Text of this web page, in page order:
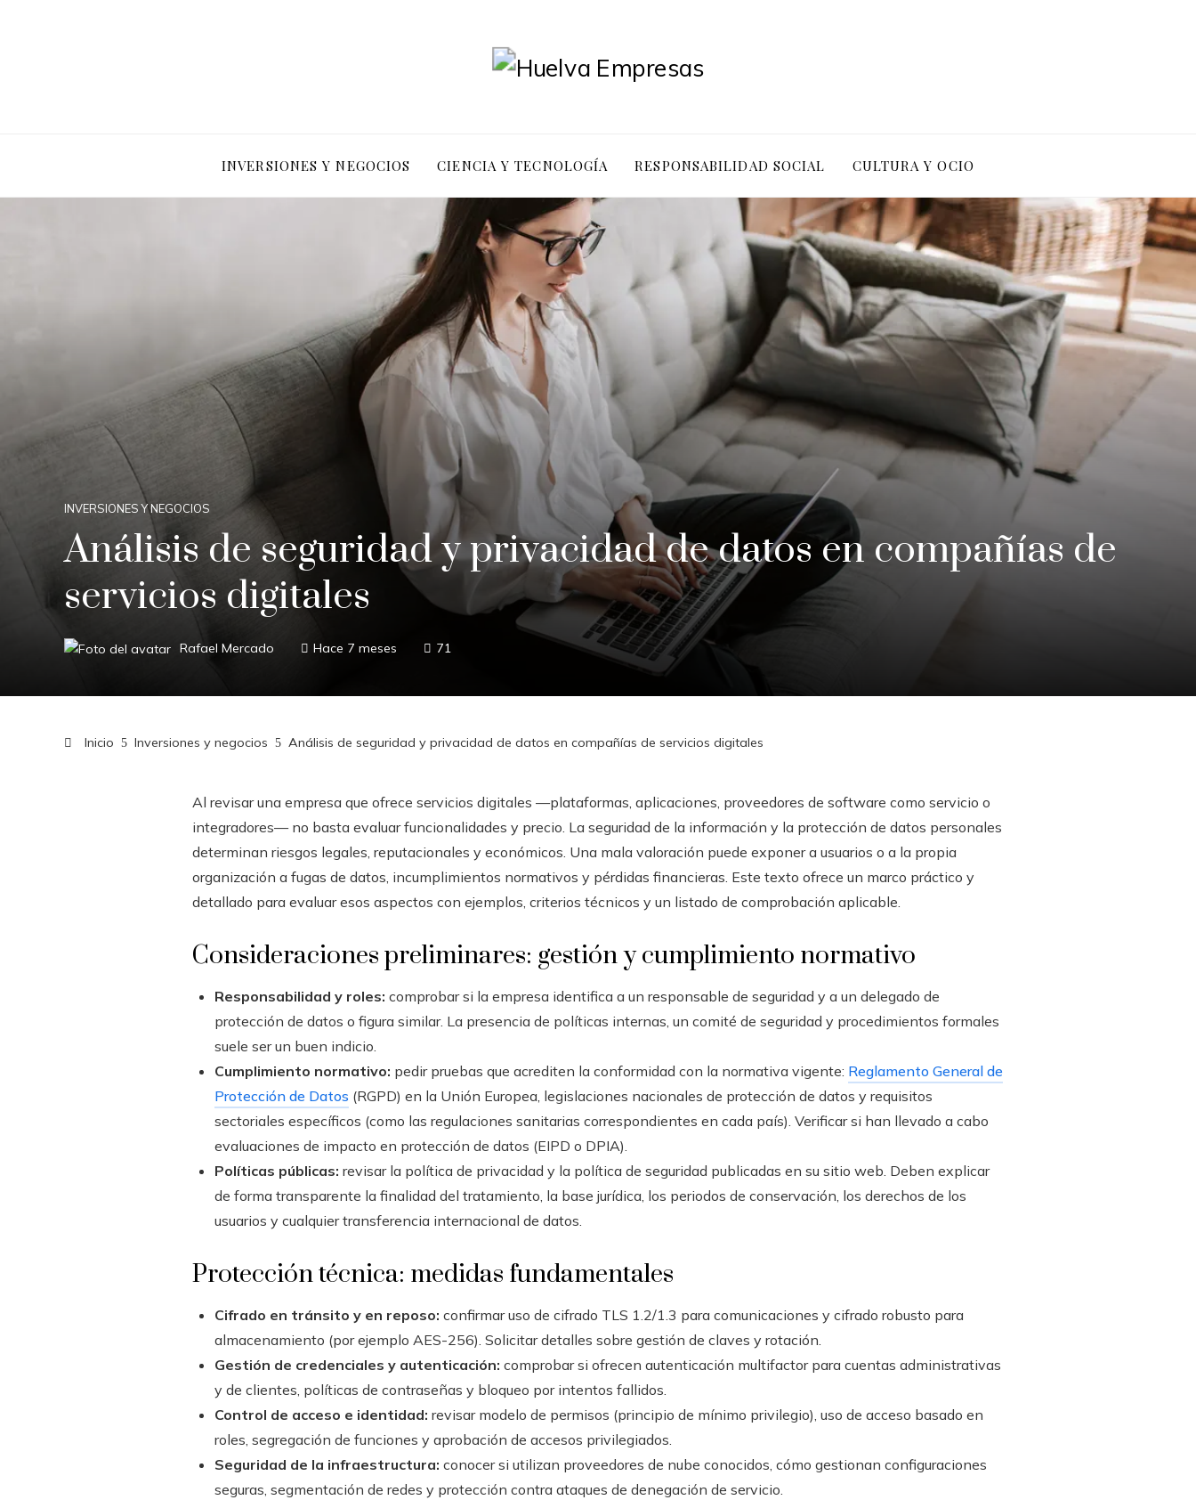
INVERSIONES Y NEGOCIOS CIENCIA Y TECNOLOGÍA RESPONSABILIDAD SOCIAL CULTURA Y OCIO
INVERSIONES Y NEGOCIOS
Análisis de seguridad y privacidad de datos en compañías de
servicios digitales
Rafael Mercado Hace 7 meses 71
Inicio Inversiones y negocios Análisis de seguridad y privacidad de datos en compañías de servicios digitales
Al revisar una empresa que ofrece servicios digitales —plataformas, aplicaciones, proveedores de software como servicio o
integradores— no basta evaluar funcionalidades y precio. La seguridad de la información y la protección de datos personales
determinan riesgos legales, reputacionales y económicos. Una mala valoración puede exponer a usuarios o a la propia
organización a fugas de datos, incumplimientos normativos y pérdidas financieras. Este texto ofrece un marco práctico y
detallado para evaluar esos aspectos con ejemplos, criterios técnicos y un listado de comprobación aplicable.
Consideraciones preliminares: gestión y cumplimiento normativo
Responsabilidad y roles: comprobar si la empresa identifica a un responsable de seguridad y a un delegado de
protección de datos o figura similar. La presencia de políticas internas, un comité de seguridad y procedimientos formales
suele ser un buen indicio.
Cumplimiento normativo: pedir pruebas que acrediten la conformidad con la normativa vigente: Reglamento General de
Protección de Datos (RGPD) en la Unión Europea, legislaciones nacionales de protección de datos y requisitos
sectoriales específicos (como las regulaciones sanitarias correspondientes en cada país). Verificar si han llevado a cabo
evaluaciones de impacto en protección de datos (EIPD o DPIA).
Políticas públicas: revisar la política de privacidad y la política de seguridad publicadas en su sitio web. Deben explicar
de forma transparente la finalidad del tratamiento, la base jurídica, los periodos de conservación, los derechos de los
usuarios y cualquier transferencia internacional de datos.
Protección técnica: medidas fundamentales
Cifrado en tránsito y en reposo: confirmar uso de cifrado TLS 1.2/1.3 para comunicaciones y cifrado robusto para
almacenamiento (por ejemplo AES-256). Solicitar detalles sobre gestión de claves y rotación.
Gestión de credenciales y autenticación: comprobar si ofrecen autenticación multifactor para cuentas administrativas
y de clientes, políticas de contraseñas y bloqueo por intentos fallidos.
Control de acceso e identidad: revisar modelo de permisos (principio de mínimo privilegio), uso de acceso basado en
roles, segregación de funciones y aprobación de accesos privilegiados.
Seguridad de la infraestructura: conocer si utilizan proveedores de nube conocidos, cómo gestionan configuraciones
seguras, segmentación de redes y protección contra ataques de denegación de servicio.